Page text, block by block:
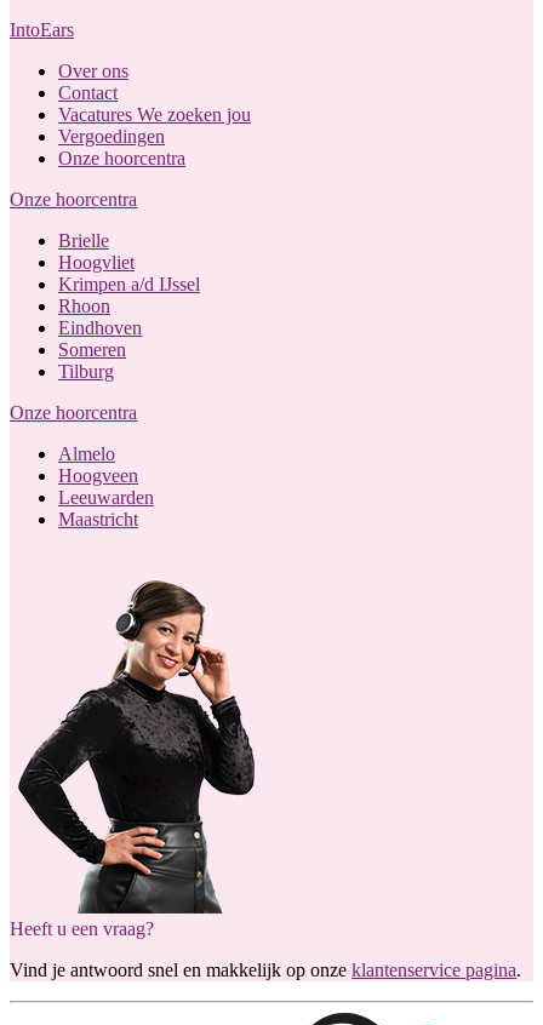
IntoEars
Over ons
Contact
Vacatures We zoeken jou
Vergoedingen
Onze hoorcentra
Onze hoorcentra
Brielle
Hoogvliet
Krimpen a/d IJssel
Rhoon
Eindhoven
Someren
Tilburg
Onze hoorcentra
Almelo
Hoogveen
Leeuwarden
Maastricht
Heeft u een vraag?
Vind je antwoord snel en makkelijk op onze klantenservice pagina.